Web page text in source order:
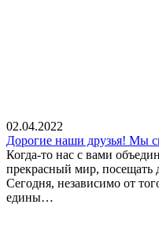
02.04.2022
Дорогие наши друзья! Мы
Когда-то нас с вами
прекрасный мир, посещать
Сегодня, независимо от
едины…